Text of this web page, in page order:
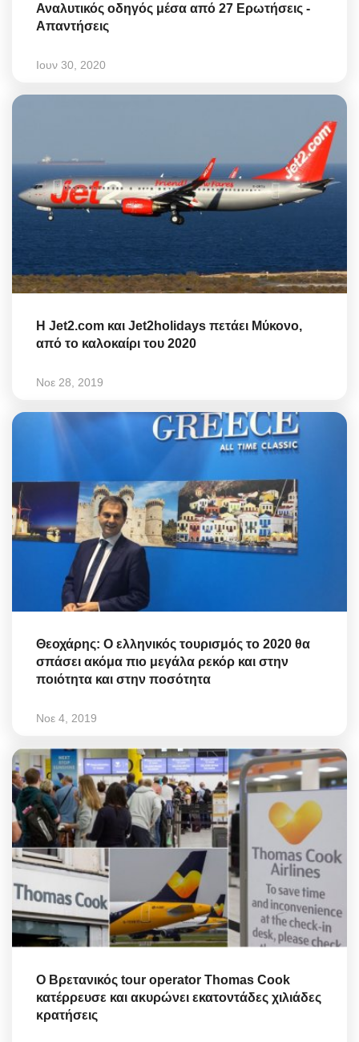
Αναλυτικός οδηγός μέσα από 27 Ερωτήσεις -
Απαντήσεις
Ιουν 30, 2020
Η Jet2.com και Jet2holidays πετάει Μύκονο,
από το καλοκαίρι του 2020
Νοε 28, 2019
Θεοχάρης: Ο ελληνικός τουρισμός το 2020 θα
σπάσει ακόμα πιο μεγάλα ρεκόρ και στην
ποιότητα και στην ποσότητα
Νοε 4, 2019
Ο Βρετανικός tour operator Thomas Cook
κατέρρευσε και ακυρώνει εκατοντάδες χιλιάδες
κρατήσεις